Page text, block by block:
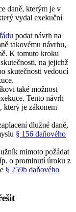
daně, kterým je v
vydal exekuční
podat návrh na
takovému návrhu,
K tomuto kroku
na jejichž
skutečnosti vedoucí
také možnost
Tento návrh
který je zákonem
dlužné daně,
§ 156 daňového
mimoto požádat
o prominutí úroku z
§ 259b daňového